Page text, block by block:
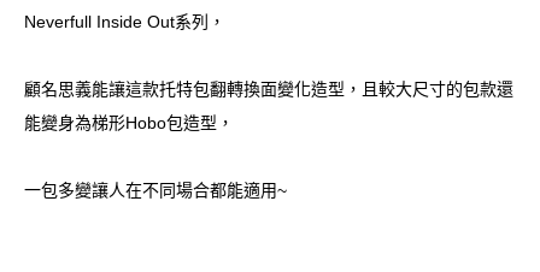
Neverfull Inside Out系列，
顧名思義能讓這款托特包翻轉換面變化造型，且較大尺寸的包款還
能變身為梯形Hobo包造型，
一包多變讓人在不同場合都能適用~